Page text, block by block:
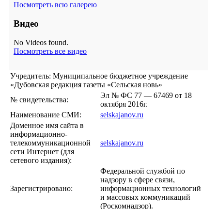
Посмотреть всю галерею
Видео
No Videos found.
Посмотреть все видео
Учредитель: Муниципальное бюджетное учреждение
«Дубовская редакция газеты «Сельская новь»
№ свидетельства:
Эл № ФС 77 — 67469 от 18
октября 2016г.
Наименование СМИ:
selskajanov.ru
Доменное имя сайта в
информационно-
телекоммуникационной
сети Интернет (для
сетевого издания):
selskajanov.ru
Зарегистрировано:
Федеральной службой по
надзору в сфере связи,
информационных технологий
и массовых коммуникаций
(Роскомнадзор).